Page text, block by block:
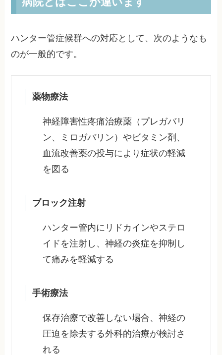
ハンター管症候群への対応として、次のようなも
のが一般的です。
薬物療法
神経障害性疼痛治療薬（プレガバリ
ン、ミロガバリン）やビタミン剤、
血流改善薬の投与により症状の軽減
を図る
ブロック注射
ハンター管内にリドカインやステロ
イドを注射し、神経の炎症を抑制し
て痛みを軽減する
手術療法
保存治療で改善しない場合、神経の
圧迫を除去する外科的治療が検討さ
れる